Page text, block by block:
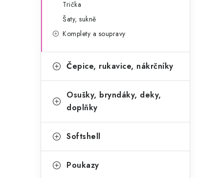
e
Trička
Šaty, sukně
Komplety a soupravy
Čepice, rukavice, nákrčníky
Osušky, bryndáky, deky,
doplňky
Softshell
Poukazy